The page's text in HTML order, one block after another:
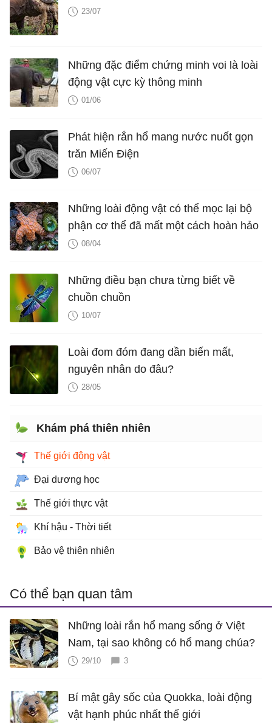
23/07
Những đặc điểm chứng minh voi là loài
động vật cực kỳ thông minh
01/06
Phát hiện rắn hổ mang nước nuốt gọn
trăn Miến Điện
06/07
Những loài động vật có thể mọc lại bộ
phận cơ thể đã mất một cách hoàn hảo
08/04
Những điều bạn chưa từng biết về
chuồn chuồn
10/07
Loài đom đóm đang dần biến mất,
nguyên nhân do đâu?
28/05
Khám phá thiên nhiên
Thế giới động vật
Đại dương học
Thế giới thực vật
Khí hậu - Thời tiết
Bảo vệ thiên nhiên
Có thể bạn quan tâm
Những loài rắn hổ mang sống ở Việt
Nam, tại sao không có hổ mang chúa?
29/10 3
Bí mật gây sốc của Quokka, loài động
vật hạnh phúc nhất thế giới